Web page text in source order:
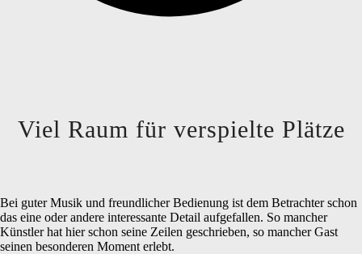
Viel Raum für verspielte Plätze
Bei guter Musik und freundlicher Bedienung ist dem Betrachter schon
das eine oder andere interessante Detail aufgefallen. So mancher
Künstler hat hier schon seine Zeilen geschrieben, so mancher Gast
seinen besonderen Moment erlebt.